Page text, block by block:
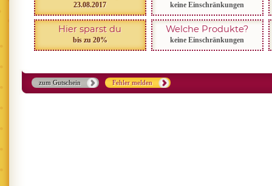
23.08.2017 keine Einschränkungen
Hier sparst du
bis zu 20%
Welche Produkte?
keine Einschränkungen
zum Gutschein Fehler melden